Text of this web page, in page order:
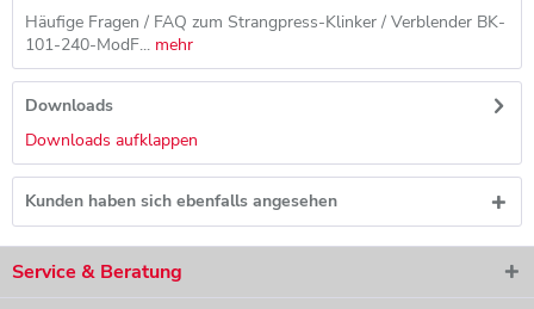
stimme zu. *
Mit * gekennzeichnete Felder sind Pflichtfelder.
Häufige Fragen / FAQ zum Strangpress-Klinker / Verblender BK-
101-240-ModF... mehr
Downloads
Downloads aufklappen
Kunden haben sich ebenfalls angesehen
Service & Beratung